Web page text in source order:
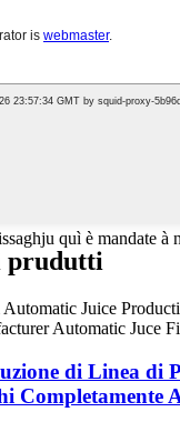
quì è mandate à
prudutti
di Linea di
Completamente